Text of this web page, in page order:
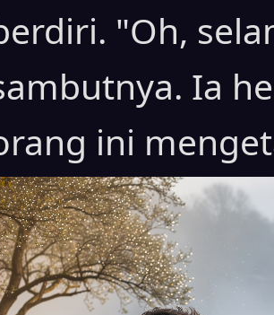
"Oh,
Ia
ini